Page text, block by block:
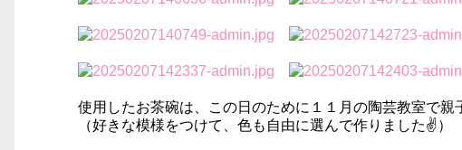
使用したお茶碗は、この日のために１１月の陶芸教室で
（好きな模様をつけて、色も自由に選んで作りました✌️）